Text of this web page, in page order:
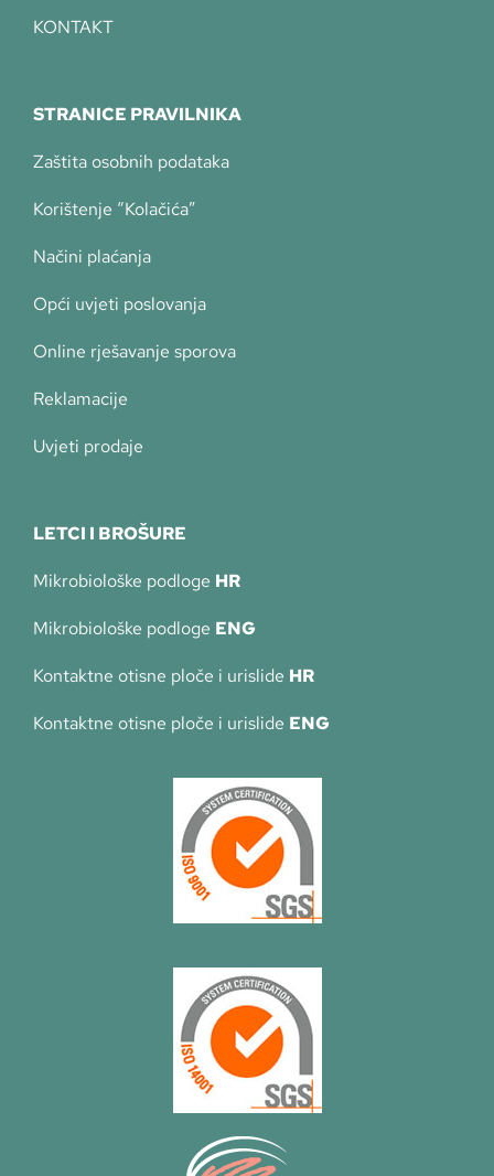
KONTAKT
STRANICE PRAVILNIKA
Zaštita osobnih podataka
Korištenje “Kolačića”
Načini plaćanja
Opći uvjeti poslovanja
Online rješavanje sporova
Reklamacije
Uvjeti prodaje
LETCI I BROŠURE
Mikrobiološke podloge HR
Mikrobiološke podloge ENG
Kontaktne otisne ploče i urislide HR
Kontaktne otisne ploče i urislide ENG